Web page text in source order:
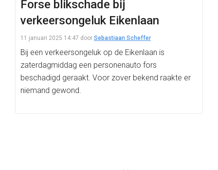
Forse blikschade bij
verkeersongeluk Eikenlaan
11 januari 2025 14:47 door Sebastiaan Scheffer
Bij een verkeersongeluk op de Eikenlaan is
zaterdagmiddag een personenauto fors
beschadigd geraakt. Voor zover bekend raakte er
niemand gewond.